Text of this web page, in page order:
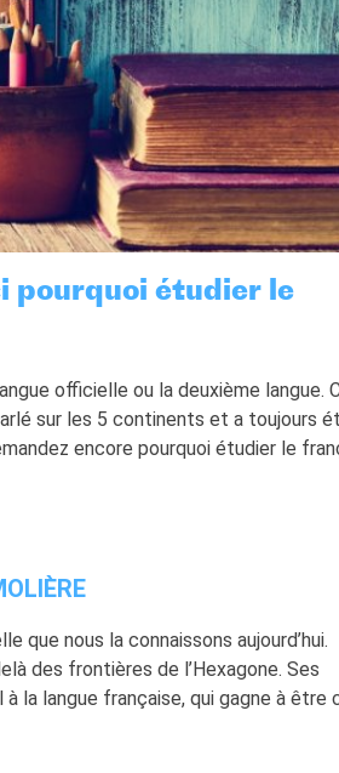
pourquoi étudier le
officielle ou la deuxième langue.
sur les 5 continents et a toujours
encore pourquoi étudier le
que nous la connaissons aujourd’hui.
des frontières de l’Hexagone. Ses
la langue française, qui gagne à être